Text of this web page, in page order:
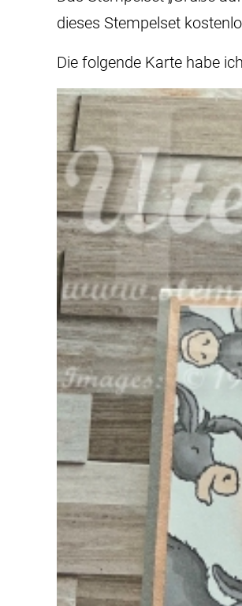
dieses Stempelset
Die folgende Karte habe